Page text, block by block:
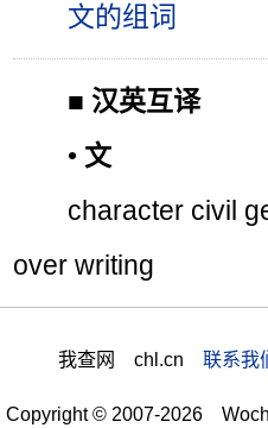
文的组词
■ 汉英互译
• 文
character civil
over writing
我查网 chl.cn 联系
Copyright © 2007-2026